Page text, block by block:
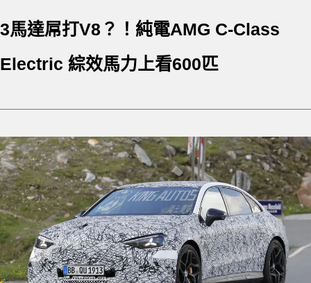
3馬達屌打V8？！純電AMG C-Class
Electric 綜效馬力上看600匹